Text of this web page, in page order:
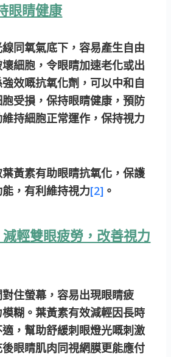
眼睛健康
同氧氣底下，容易產生自由
細胞，令眼睛加速老化或出
效嘅抗氧化劑，可以中和自
受損，保持眼睛健康，預防
持細胞正常運作，保持視力
黃素有助眼睛抗氧化，保護
，有利維持視力[2] 。
輕雙眼疲勞，改善視力
住螢幕，容易出現眼睛疲
糊。葉黃素有效減輕因長時
，幫助舒緩刺眼燈光嘅刺激
眼睛肌肉同視網膜更能應付